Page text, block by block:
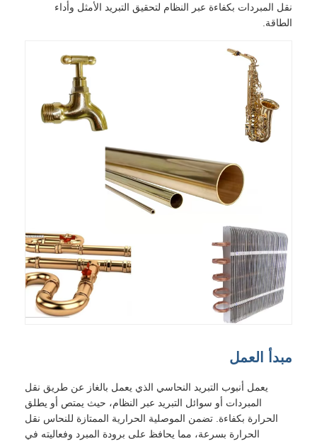
نقل المبردات بكفاءة عبر النظام لتحقيق التبريد الأمثل وأداء
الطاقة.
مبدأ العمل
يعمل أنبوب التبريد النحاسي الذي يعمل بالغاز عن طريق نقل
المبردات أو سوائل التبريد عبر النظام، حيث يمتص أو يطلق
الحرارة بكفاءة. تضمن الموصلية الحرارية الممتازة للنحاس نقل
الحرارة بسرعة، مما يحافظ على برودة المبرد وفعاليته في